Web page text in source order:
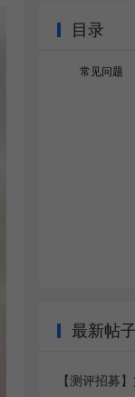
目录
常见问题
最新帖子
【测评招募